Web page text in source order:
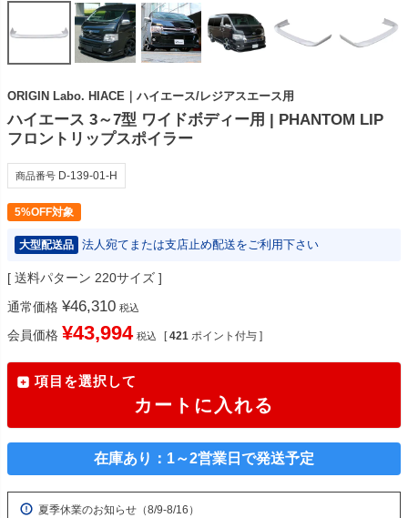
ORIGIN Labo. HIACE｜ハイエース/レジアスエース用
ハイエース 3～7型 ワイドボディー用 | PHANTOM LIP
フロントリップスポイラー
商品番号 D-139-01-H
5%OFF対象
大型配送品 法人宛てまたは支店止め配送をご利用下さい
送料パターン 220サイズ
通常価格 ¥46,310 税込
会員価格 ¥43,994 税込 [ 421 ポイント付与 ]
項目を選択して
カートに入れる
在庫あり：1～2営業日で発送予定
夏季休業のお知らせ（8/9-8/16）